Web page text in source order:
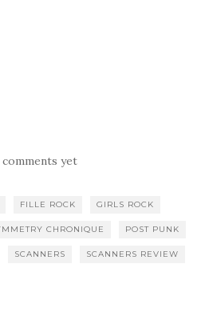
comments yet
FILLE ROCK GIRLS ROCK
CHRONIQUE POST PUNK
SCANNERS SCANNERS REVIEW